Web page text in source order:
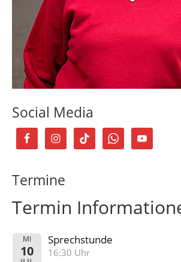
Social Media
Termine
Termin
MI
10
Sprechstunde
16:30 Uhr